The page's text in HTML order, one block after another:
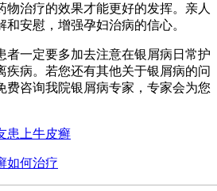
物治疗的效果才能更好的发挥。亲人
安慰，增强孕妇治病的信心。
者一定要多加去注意在银屑病日常护
疾病。若您还有其他关于银屑病的问
费咨询我院银屑病专家，专家会为您
患上牛皮癣
如何治疗